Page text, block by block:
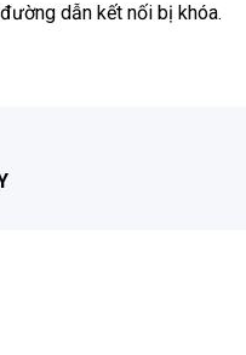
dẫn kết nối bị khóa.